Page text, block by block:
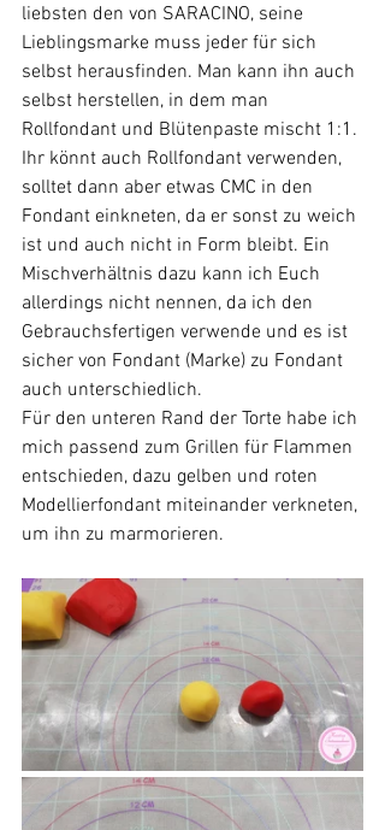
liebsten den von SARACINO, seine
Lieblingsmarke muss jeder für sich
selbst herausfinden. Man kann ihn auch
selbst herstellen, in dem man
Rollfondant und Blütenpaste mischt 1:1.
Ihr könnt auch Rollfondant verwenden,
solltet dann aber etwas CMC in den
Fondant einkneten, da er sonst zu weich
ist und auch nicht in Form bleibt. Ein
Mischverhältnis dazu kann ich Euch
allerdings nicht nennen, da ich den
Gebrauchsfertigen verwende und es ist
sicher von Fondant (Marke) zu Fondant
auch unterschiedlich.
Für den unteren Rand der Torte habe ich
mich passend zum Grillen für Flammen
entschieden, dazu gelben und roten
Modellierfondant miteinander verkneten,
um ihn zu marmorieren.